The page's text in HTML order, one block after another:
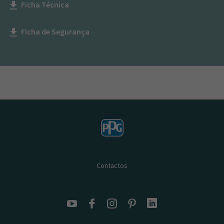
get_app Ficha Técnica
get_app Ficha de Segurança
Contactos